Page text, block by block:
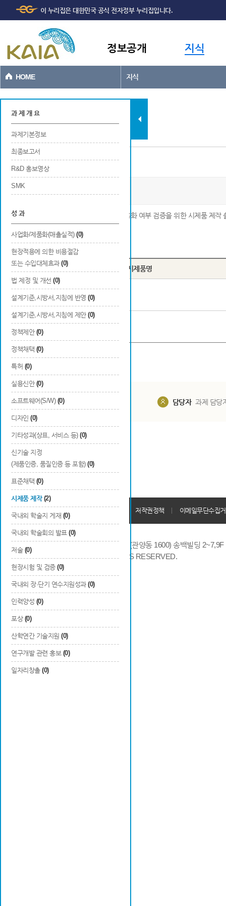
본문바로가기
이 누리집은 대한민국 공식 전자정부 누리집입니다.
정보공개 지식
HOME 지식
과제현황
과 제 개 요
과제기본정보
최종보고서
R&D 홍보영상
SMK
성 과
사업화/제품화(매출실적) (0)
현장적용에 의한 비용절감
또는 수입대체효과 (0)
법 제정 및 개선 (0)
설계기준,시방서,지침에 반영 (0)
설계기준,시방서,지침에 제안 (0)
정책제안 (0)
정책채택 (0)
특허 (0)
실용신안 (0)
소프트웨어(S/W) (0)
디자인 (0)
기타성과(상표, 서비스 등) (0)
신기술 지정
(제품인증, 품질인증 등 포함) (0)
표준채택 (0)
시제품 제작 (2)
국내외 학술지 게재 (0)
국내외 학술회의 발표 (0)
저술 (0)
현장시험 및 검증 (0)
국내외 장·단기 연수지원성과 (0)
인력양성 (0)
포상 (0)
산학연간 기술지원 (0)
연구개발 관련 홍보 (0)
일자리창출 (0)
시제품 제작
중소기업 보유기술 사업화(중소기업혁신)
※ 기술개발로 발생한 신제품의 실용화 및 상용화 여부 검증을 위한 시제품 제작
Total2건
번호 시제품명
1 다기능 AI 반사경
2 다기능 AI 반사경
담당부서 해당 사업실 담당자 과제 담당
개인정보처리방침 저작권정책 이메일무단수집
14066 경기도 안양시 동안구 시민대로 286 (관양동 1600) 송백빌딩
COPYRIGHTS © 2014 KAIA, ALL RIGHTS RESERVED.